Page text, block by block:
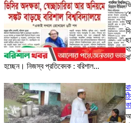
হচ্ছেন। নিজস্ব প্রতিবেদক : বরিশাল...